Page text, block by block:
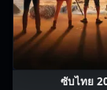
ซับไทย